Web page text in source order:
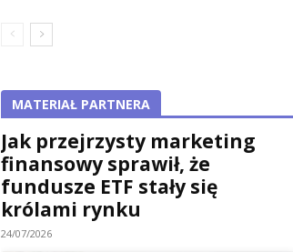
MATERIAŁ PARTNERA
Jak przejrzysty marketing
finansowy sprawił, że
fundusze ETF stały się
królami rynku
24/07/2026